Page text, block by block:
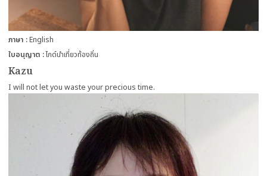
Kazu
ภาษา English
ใบอนุญาต ไกด์นำเที่ยวท้องถิ่น
I will not let you waste your precious time.
more